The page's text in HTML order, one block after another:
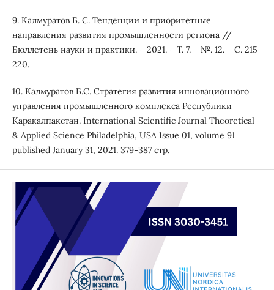
9. Калмуратов Б. С. Тенденции и приоритетные
направления развития промышленности региона //
Бюллетень науки и практики. – 2021. – Т. 7. – №. 12. – С. 215-
220.
10. Калмуратов Б.С. Стратегия развития инновационного
управления промышленного комплекса Республики
Каракалпакстан. International Scientific Journal Theoretical
& Applied Science Philadelphia, USA Issue 01, volume 91
published January 31, 2021. 379-387 стр.